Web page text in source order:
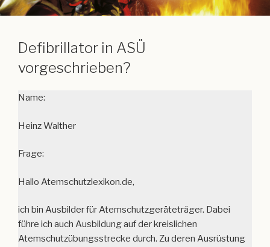
Defibrillator in ASÜ
vorgeschrieben?
Name:
Heinz Walther
Frage:
Hallo Atemschutzlexikon.de,
ich bin Ausbilder für Atemschutzgeräteträger. Dabei
führe ich auch Ausbildung auf der kreislichen
Atemschutzübungsstrecke durch. Zu deren Ausrüstung